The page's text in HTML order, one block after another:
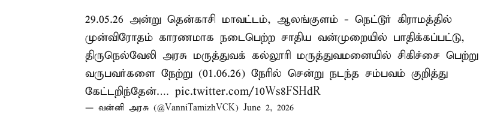
29.05.26 அன்று தென்காசி மாவட்டம், ஆலங்குளம் - நெட்டூர் கிராமத்தில்
முன்விரோதம் காரணமாக நடைபெற்ற சாதிய வன்முறையில் பாதிக்கப்பட்டு,
திருநெல்வேலி அரசு மருத்துவக் கல்லூரி மருத்துவமனையில் சிகிச்சை பெற்று
வருபவர்களை நேற்று (01.06.26) நேரில் சென்று நடந்த சம்பவம் குறித்து
கேட்டறிந்தேன்.… pic.twitter.com/10Ws8FSHdR
— வன்னி அரசு (@VanniTamizhVCK) June 2, 2026